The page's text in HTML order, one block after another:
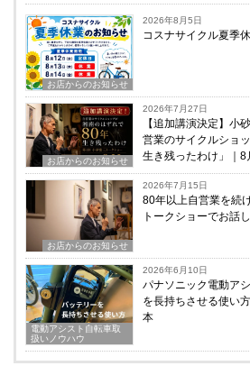
お店からのお知らせ
2026年8月5日
コスナサイクル夏季
お店からのお知らせ
2026年7月27日
【追加講演決定】小
営業のサイクルショ
生き残ったわけ」｜8
お店からのお知らせ
2026年7月15日
80年以上自営業を続
トークショーでお話
電動アシスト自転車取
扱いノウハウ
2026年6月10日
パナソニック電動ア
を長持ちさせる使い
本